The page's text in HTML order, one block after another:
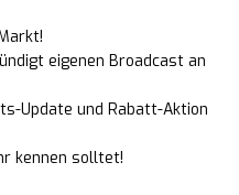
eigenen Broadcast an
Update und Rabatt-Aktion
kennen solltet!